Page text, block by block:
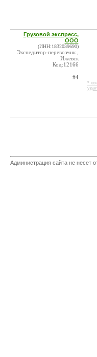
Грузовой экспресс,
ООО
(ИНН:1832039690)
Экспедитор-перевозчик ,
Ижевск
Код:12166
#4
*
Администрация сайта не несет